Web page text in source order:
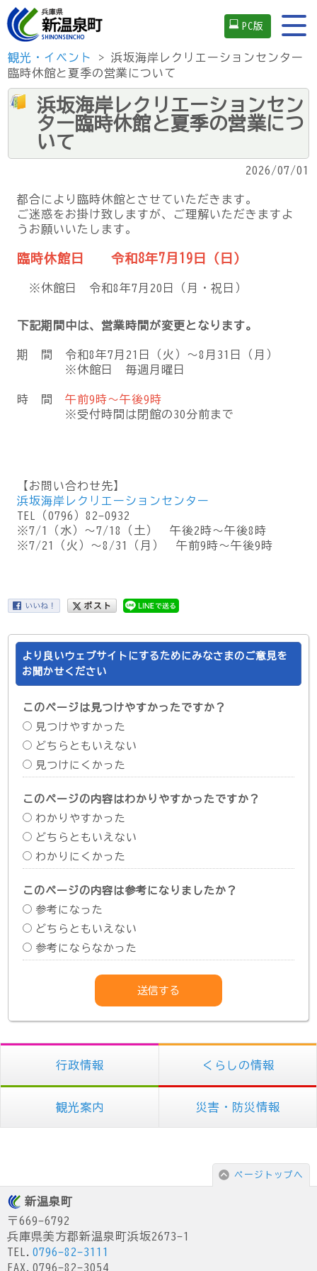
PC版
観光・イベント
> 浜坂海岸レクリエーションセンター
臨時休館と夏季の営業について
浜坂海岸レクリエーションセン
ター臨時休館と夏季の営業につ
いて
2026/07/01
都合により臨時休館とさせていただきます。
ご迷惑をお掛け致しますが、ご理解いただきますよ
うお願いいたします。
臨時休館日 令和8年7月19日（日）
※休館日 令和8年7月20日（月・祝日）
下記期間中は、営業時間が変更となります。
期 間 令和8年7月21日（火）～8月31日（月）
※休館日 毎週月曜日
時 間 午前9時～午後9時
※受付時間は閉館の30分前まで
【お問い合わせ先】
浜坂海岸レクリエーションセンター
TEL（0796）82-0932
※7/1（水）～7/18（土） 午後2時～午後8時
※7/21（火）～8/31（月） 午前9時～午後9時
より良いウェブサイトにするためにみなさまのご意見を
お聞かせください
このページは見つけやすかったですか？
見つけやすかった
どちらともいえない
見つけにくかった
このページの内容はわかりやすかったですか？
わかりやすかった
どちらともいえない
わかりにくかった
このページの内容は参考になりましたか？
参考になった
どちらともいえない
参考にならなかった
行政情報 くらしの情報
観光案内 災害・防災情報
ページトップへ
新温泉町
〒669-6792
兵庫県美方郡新温泉町浜坂2673-1
TEL. 0796-82-3111
FAX.0796-82-3054